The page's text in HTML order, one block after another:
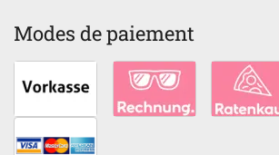
Modes de paiement